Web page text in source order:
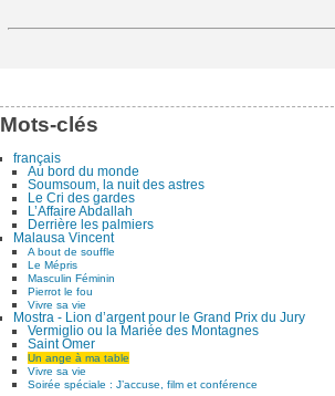
Mots-clés
français
Au bord du monde
Soumsoum, la nuit des astres
Le Cri des gardes
L’Affaire Abdallah
Derrière les palmiers
Malausa Vincent
A bout de souffle
Le Mépris
Masculin Féminin
Pierrot le fou
Vivre sa vie
Mostra - Lion d’argent pour le Grand Prix du Jury
Vermiglio ou la Mariée des Montagnes
Saint Omer
Un ange à ma table
Vivre sa vie
Soirée spéciale : J’accuse, film et conférence